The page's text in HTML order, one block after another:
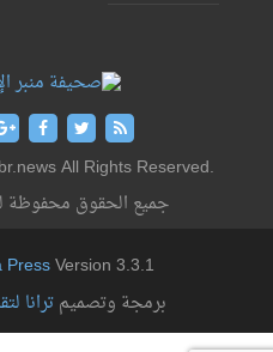
All Rights Reserved.
جميع الحقوق محفوظة لـ
PressVersion 3.3.1
برمجة وتصميمترانا